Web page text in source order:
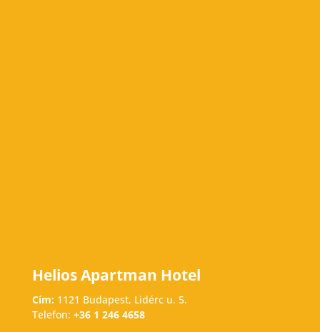
Helios Apartman Hotel
Cím:1121 Budapest, Lidérc u. 5.
Telefon: +36 1 246 4658